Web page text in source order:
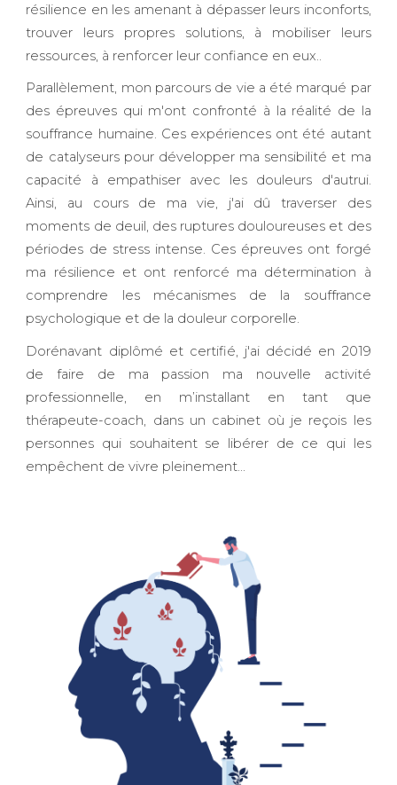
résilience en les amenant à dépasser leurs inconforts,
trouver leurs propres solutions, à mobiliser leurs
ressources, à renforcer leur confiance en eux..
Parallèlement, mon parcours de vie a été marqué par
des épreuves qui m'ont confronté à la réalité de la
souffrance humaine. Ces expériences ont été autant
de catalyseurs pour développer ma sensibilité et ma
capacité à empathiser avec les douleurs d'autrui.
Ainsi, au cours de ma vie, j'ai dû traverser des
moments de deuil, des ruptures douloureuses et des
périodes de stress intense. Ces épreuves ont forgé
ma résilience et ont renforcé ma détermination à
comprendre les mécanismes de la souffrance
psychologique et de la douleur corporelle.
Dorénavant diplômé et certifié, j'ai décidé en 2019
de faire de ma passion ma nouvelle activité
professionnelle, en m’installant en tant que
thérapeute-coach, dans un cabinet où je reçois les
personnes qui souhaitent se libérer de ce qui les
empêchent de vivre pleinement...